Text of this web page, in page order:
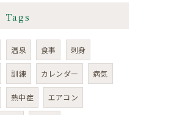
Tags
温泉 食事 刺身
訓練 カレンダー 病気
熱中症 エアコン